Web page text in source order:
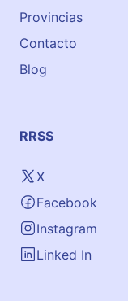
Provincias
Contacto
Blog
RRSS
X
Facebook
Instagram
Linked In